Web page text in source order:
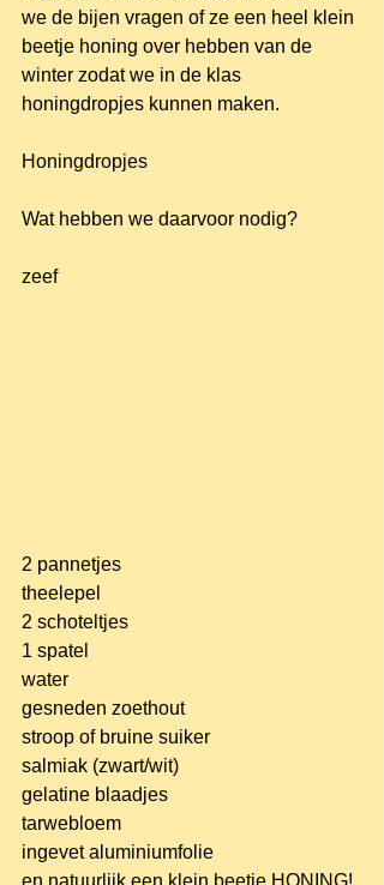
we de bijen vragen of ze een heel klein
beetje honing over hebben van de
winter zodat we in de klas
honingdropjes kunnen maken.
Honingdropjes
Wat hebben we daarvoor nodig?
zeef
2 pannetjes
theelepel
2 schoteltjes
1 spatel
water
gesneden zoethout
stroop of bruine suiker
salmiak (zwart/wit)
gelatine blaadjes
tarwebloem
ingevet aluminiumfolie